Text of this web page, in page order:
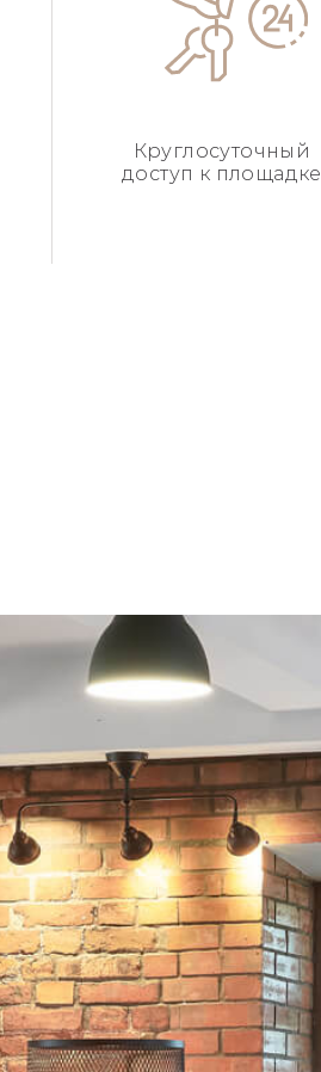
Круглосуточный
доступ к площадке